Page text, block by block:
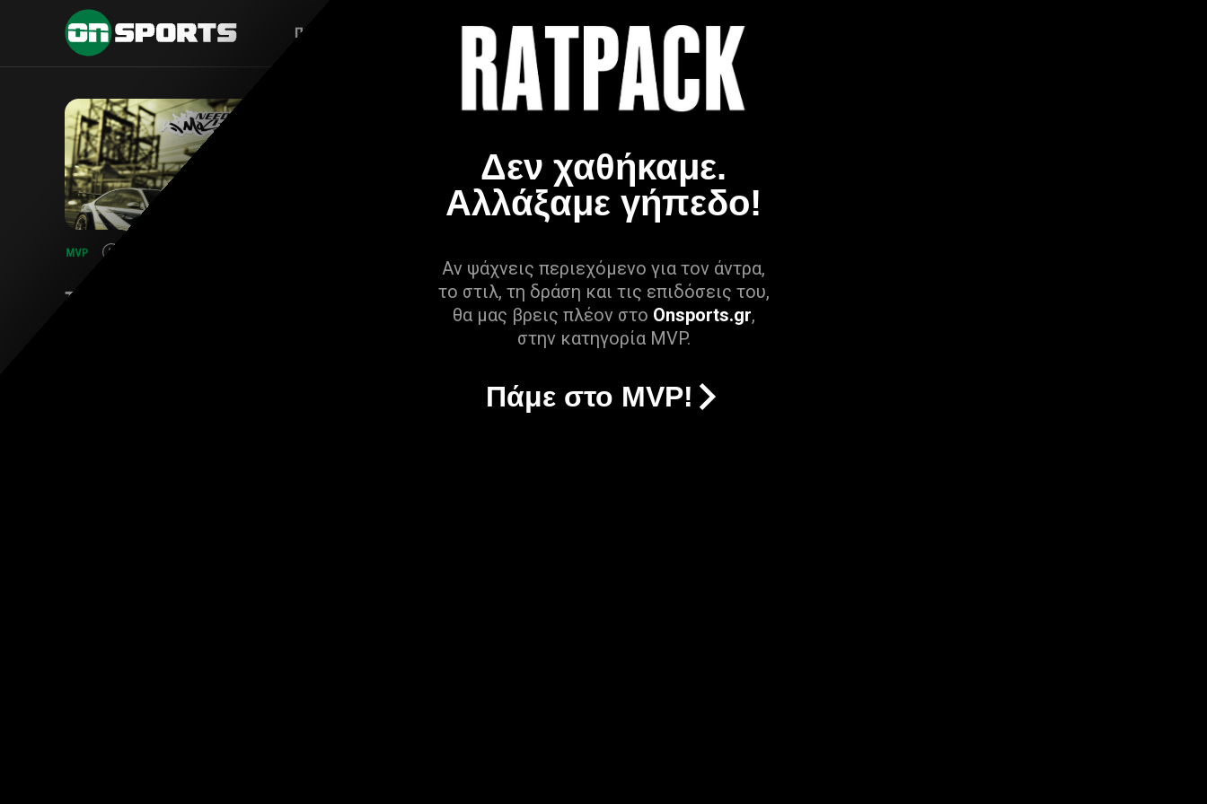
Δεν χαθήκαμε.
Αλλάξαμε γήπεδο!
Αν ψάχνεις περιεχόμενο για τον άντρα,
το στιλ, τη δράση και τις επιδόσεις του,
θα μας βρεις πλέον στο Onsports.gr,
στην κατηγορία MVP.
Πάμε στο MVP!